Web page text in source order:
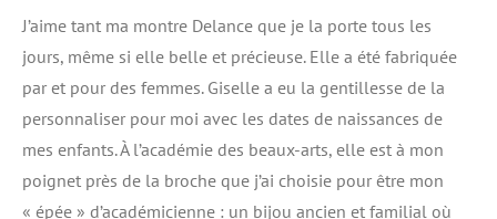
J’aime tant ma montre Delance que je la porte tous les
jours, même si elle belle et précieuse. Elle a été fabriquée
par et pour des femmes. Giselle a eu la gentillesse de la
personnaliser pour moi avec les dates de naissances de
mes enfants. À l’académie des beaux-arts, elle est à mon
poignet près de la broche que j’ai choisie pour être mon
« épée » d’académicienne : un bijou ancien et familial où